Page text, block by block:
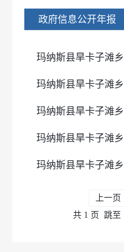
乡镇职能
内设机构
政府信息公开年报
上一页
共 1 页
跳至